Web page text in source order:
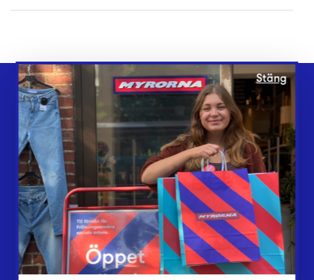
Webbshop
Butiker
Lämna in
Vårt överskott
Inlämningsplatser
Om Myrorna
Lediga jobb
Pressrum
Stäng